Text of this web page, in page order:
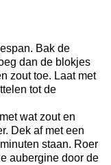
Bak de
dan de blokjes
zout toe. Laat met
tot de
wat zout en
Dek af met een
staan. Roer
aubergine door de